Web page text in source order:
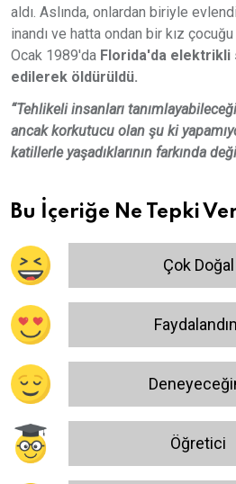
aldı. Aslında, onlardan biriyle
inandı ve hatta ondan bir kız
Ocak 1989'da Florida'da elektrikli
edilerek öldürüldü.
“Tehlikeli insanları
ancak korkutucu olan şu ki
katillerle yaşadıklarının farkında
Bu İçeriğe Ne Tepki
Çok Doğal
Öğretici